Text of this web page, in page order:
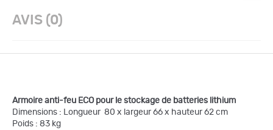
AVIS (0)
Armoire anti-feu ECO pour le stockage de batteries lithium
Dimensions : Longueur 80 x largeur 66 x hauteur 62 cm
Poids : 83 kg